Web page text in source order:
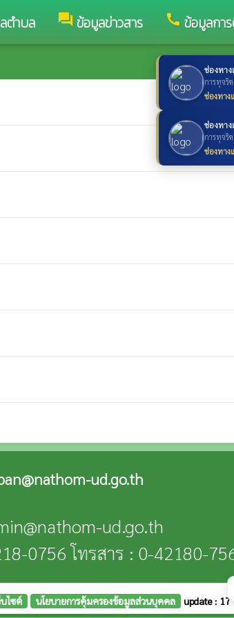
ช่องทาง
การทุจริ
ช่องทาง
ช่องทาง
การทุจริ
ช่องทาง
ตำบล forum ข้อมูลข่าวสาร call ข้อมูลกา
ud.go.th
ud.go.th
0756 โทรสาร : 0-42180-
บไซต์ นโยบายการคุ้มครองข้อมูลส่วนบุคคล update :